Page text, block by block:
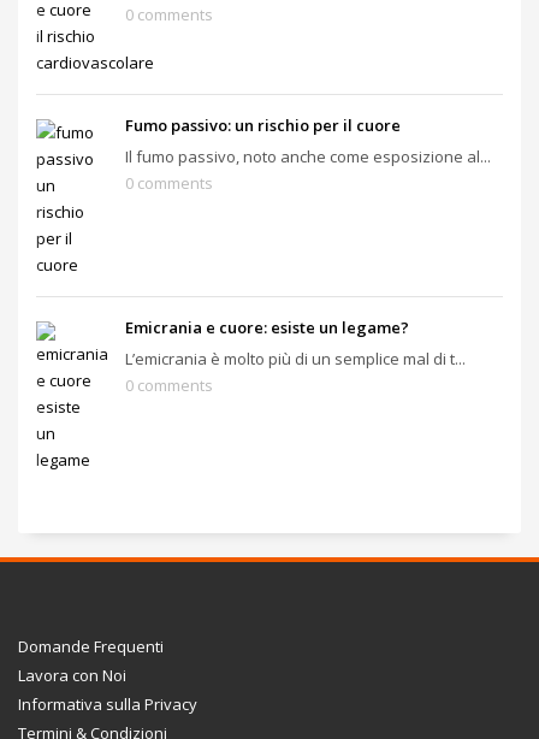
0 comments
Fumo passivo: un rischio per il cuore
Il fumo passivo, noto anche come esposizione al...
0 comments
Emicrania e cuore: esiste un legame?
L’emicrania è molto più di un semplice mal di t...
0 comments
Domande Frequenti
Lavora con Noi
Informativa sulla Privacy
Termini & Condizioni